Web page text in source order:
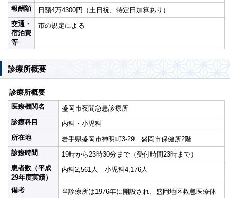
報酬額
日額4万4300円（土日祝、特定日加算あり）
交通・
宿泊費
等
市の規定による
診療所概要
診療所概要
医療機関名
盛岡市夜間急患診療所
診療科目
内科・小児科
所在地
岩手県盛岡市神明町3-29 盛岡市保健所2階
診療時間
19時から23時30分まで（受付時間23時まで）
患者数（平成
29年度実績）
内科2,561人 小児科4,176人
備考
当診療所は1976年に開設され、盛岡地区救急医療体